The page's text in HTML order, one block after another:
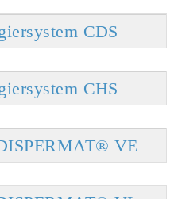
CDS
CHS
VE